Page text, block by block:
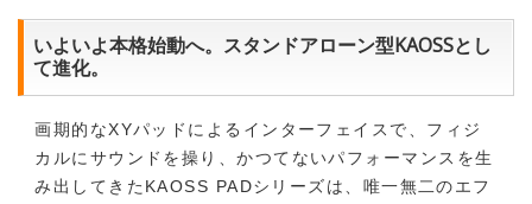
いよいよ本格始動へ。スタンドアローン型KAOSSとし
て進化。
画期的なXYパッドによるインターフェイスで、フィジ
カルにサウンドを操り、かつてないパフォーマンスを生
み出してきたKAOSS PADシリーズは、唯一無二のエフ